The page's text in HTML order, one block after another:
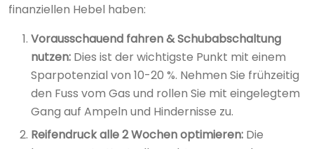
finanziellen Hebel haben:
Vorausschauend fahren & Schubabschaltung
nutzen: Dies ist der wichtigste Punkt mit einem
Sparpotenzial von 10-20 %. Nehmen Sie frühzeitig
den Fuss vom Gas und rollen Sie mit eingelegtem
Gang auf Ampeln und Hindernisse zu.
Reifendruck alle 2 Wochen optimieren: Die